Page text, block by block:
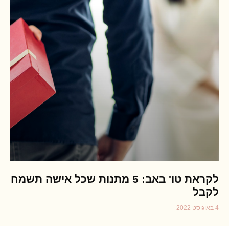
לקראת טו' באב: 5 מתנות שכל אישה תשמח
לקבל
4 באוגוסט 2022